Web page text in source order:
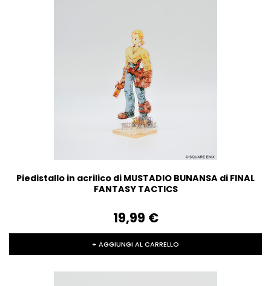
Piedistallo in acrilico di MUSTADIO BUNANSA di FINAL
FANTASY TACTICS
19,99‎ ‎€
+ AGGIUNGI AL CARRELLO